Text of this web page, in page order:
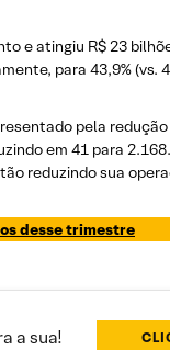
e atingiu R$ 23
para 43,9% (vs.
pela
em 41 para
reduzindo sua
desse trimestre
a sua!